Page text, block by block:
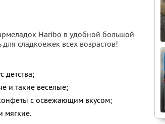
Haribo в удобной большой
сладкоежек всех возрастов!
детства;
и такие веселые;
с освежающим вкусом;
мягкие.